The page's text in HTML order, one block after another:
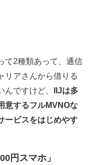
て2種類あって、通信
リアさんから借りる
んですけど、
IIJは多
意するフルMVNOな
ービスをはじめやす
円スマホ」